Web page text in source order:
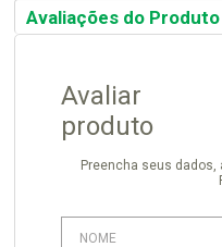
Avaliações do Produto
Avaliar
produto
Preencha seus dados,